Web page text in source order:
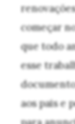
começar
que todo
esse
aos pais e